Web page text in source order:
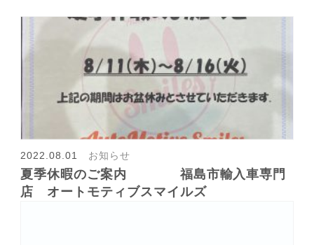
車両買取/レンタカー
車両サービス
お知らせ
2022.08.01 お知らせ
夏季休暇のご案内 福島市輸入車専門
店 オートモティブスマイルズ